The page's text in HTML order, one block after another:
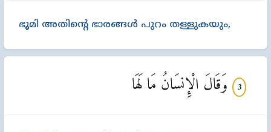
ഭൂമി അതിന്‍റെ ഭാരങ്ങള്‍ പുറം തള്ളുകയും,
3 وَقَالَ الْإِنسَانُ مَا لَهَا